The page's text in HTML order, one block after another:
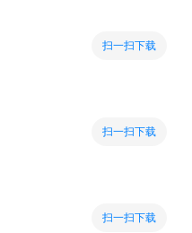
扫一扫下载
扫一扫下载
扫一扫下载